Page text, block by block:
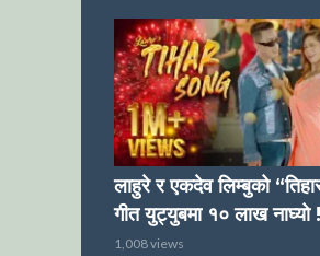
लाहुरे र एकदेव लिम्बुको
गीत युट्युबमा १० लाख नाघ्यो !
1,008 views